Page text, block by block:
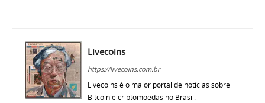
Livecoins
https://livecoins.com.br
Livecoins é o maior portal de notícias sobre
Bitcoin e criptomoedas no Brasil.